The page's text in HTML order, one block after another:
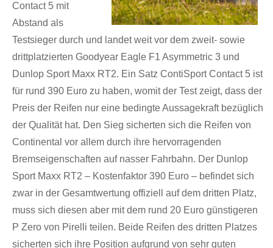
Contact 5 mit
Abstand als
Testsieger durch und landet weit vor dem zweit- sowie
drittplatzierten Goodyear Eagle F1 Asymmetric 3 und
Dunlop Sport Maxx RT2. Ein Satz ContiSport Contact 5 ist
für rund 390 Euro zu haben, womit der Test zeigt, dass der
Preis der Reifen nur eine bedingte Aussagekraft bezüglich
der Qualität hat. Den Sieg sicherten sich die Reifen von
Continental vor allem durch ihre hervorragenden
Bremseigenschaften auf nasser Fahrbahn. Der Dunlop
Sport Maxx RT2 – Kostenfaktor 390 Euro – befindet sich
zwar in der Gesamtwertung offiziell auf dem dritten Platz,
muss sich diesen aber mit dem rund 20 Euro günstigeren
P Zero von Pirelli teilen. Beide Reifen des dritten Platzes
sicherten sich ihre Position aufgrund von sehr guten